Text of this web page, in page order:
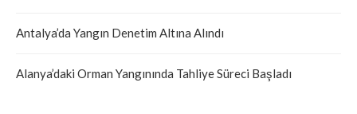
Antalya’da Yangın Denetim Altına Alındı
Alanya’daki Orman Yangınında Tahliye Süreci Başladı